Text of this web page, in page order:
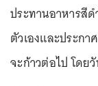
ประทานอาหารสีด
ตัวเองและประก
จะก้าวต่อไป โดย